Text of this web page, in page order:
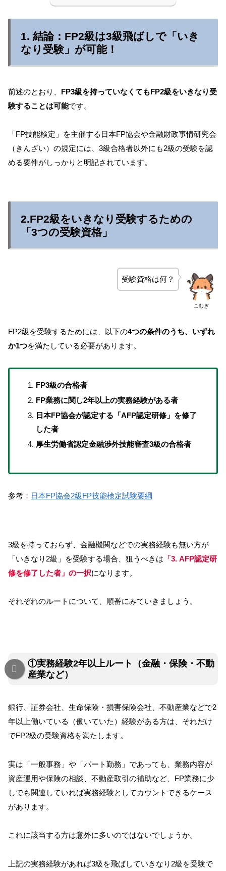
1. 結論：FP2級は3級飛ばしで「いき
なり受験」が可能！
前述のとおり、 FP3級を持っていなくてもFP2級をいきなり受
験することは可能です。
「FP技能検定」を主催する日本FP協会や金融財政事情研究会
（きんざい）の規定には、3級合格者以外にも2級の受験を認
める要件がしっかりと明記されています。
2.FP2級をいきなり受験するための
「3つの受験資格」
こむぎ
受験資格は何？
FP2級を受験するためには、以下の4つの条件のうち、いずれ
か1つを満たしている必要があります。
FP3級の合格者
FP業務に関し2年以上の実務経験がある者
日本FP協会が認定する「AFP認定研修」を修了
した者
厚生労働省認定金融渉外技能審査3級の合格者
参考： 日本FP協会2級FP技能検定試験要綱
3級を持っておらず、金融機関などでの実務経験も無い方が
「いきなり2級」を受験する場合、狙うべきは 「3. AFP認定研
修を修了した者」の一択になります。
それぞれのルートについて、順番にみていきましょう。
①実務経験2年以上ルート（金融・保険・不動
産業など）
銀行、証券会社、生命保険・損害保険会社、不動産業などで2
年以上働いている（働いていた）経験がある方は、それだけ
でFP2級の受験資格を満たします。
実は「一般事務」や「パート勤務」であっても、業務内容が
資産運用や保険の相談、不動産取引の補助など、FP業務に少
しでも関連していれば実務経験としてカウントできるケース
があります。
これに該当する方は意外に多いのではないでしょうか。
上記の実務経験があれば3級を飛ばしていきなり2級を受験で